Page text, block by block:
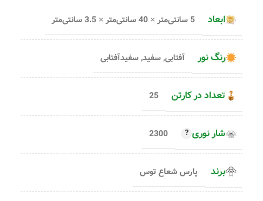
ابعاد 5 سانتی‌متر × 40 سانتی‌متر × 3.5 سانتی‌متر
رنگ نور آفتابی,سفید,سفیدآفتابی
تعداد در کارتن 25
شار نوری 2300
برند پارس شعاع توس